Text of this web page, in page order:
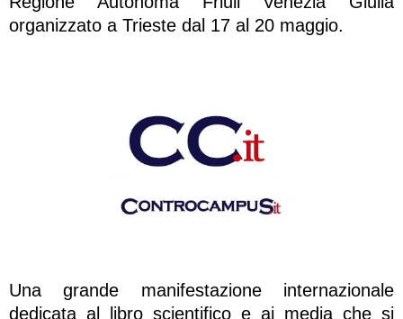
organizzato a Trieste dal 17 al 20 maggio.
Una grande manifestazione internazionale
dedicata al libro scientifico e ai media che si